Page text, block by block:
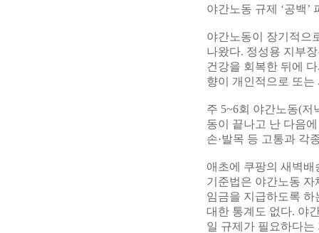
야간노동 규제 ‘공백’
야간노동이 장기적으
나왔다. 정성용 지부
건강을 회복한 뒤에
향이 개인적으로 또
주 5~6회 야간노동(저
동이 끝나고 난 다음
손·발목 등 고통과 각
애초에 쿠팡의 새벽
기준법은 야간노동
임금을 지급하도록
대한 통계도 없다. 야
일 규제가 필요하다